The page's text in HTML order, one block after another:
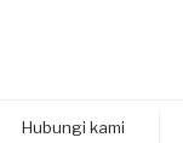
Hubungi kami